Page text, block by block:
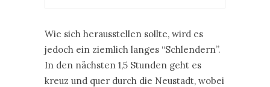
Wie sich herausstellen sollte, wird es
jedoch ein ziemlich langes “Schlendern”.
In den nächsten 1,5 Stunden geht es
kreuz und quer durch die Neustadt, wobei